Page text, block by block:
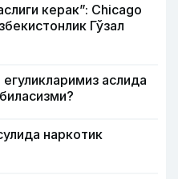
керак”: Chicago
Гўзал
аслида
наркотик